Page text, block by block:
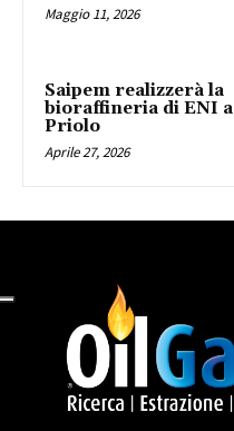
Maggio 11, 2026
Saipem realizzerà la
bioraffineria di ENI a
Priolo
Aprile 27, 2026